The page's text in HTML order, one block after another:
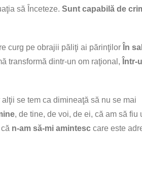
să Înceteze. Sunt capabilă de
curg pe obrajii păliţi ai părinţilor În
transformă dintr-un om raţional, Într-
se tem ca dimineaţă să nu se mai
, de tine, de voi, de ei, că am să fiu
n-am să-mi amintesc care este